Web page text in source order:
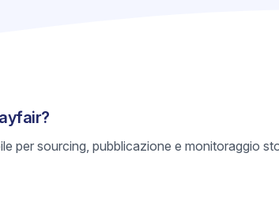
per sourcing, pubblicazione e monitoraggio